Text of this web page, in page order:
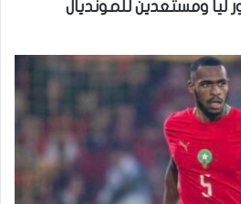
ليا ومستعدين للمونديال